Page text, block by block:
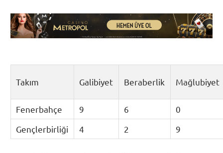
Takım Galibiyet Beraberlik Mağlubiyet
Fenerbahçe 9 6
0
Gençlerbirliği
4 2 9